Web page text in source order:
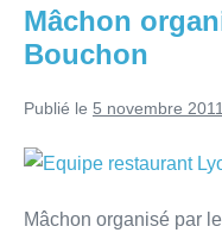
Mâchon
Bouchon
Publié le 5 novembre 2011
Mâchon organisé par